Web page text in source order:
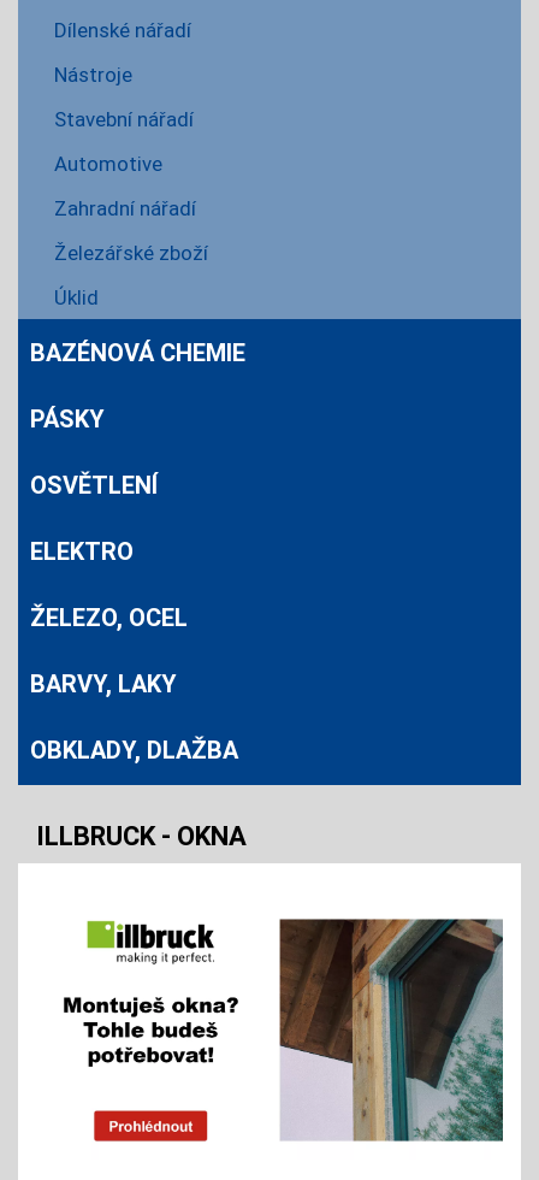
Dílenské nářadí
Nástroje
Stavební nářadí
Automotive
Zahradní nářadí
Železářské zboží
Úklid
BAZÉNOVÁ CHEMIE
PÁSKY
OSVĚTLENÍ
ELEKTRO
ŽELEZO, OCEL
BARVY, LAKY
OBKLADY, DLAŽBA
ILLBRUCK - OKNA